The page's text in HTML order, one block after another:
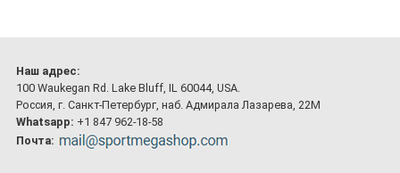
Наш адрес:
100 Waukegan Rd. Lake Bluff, IL 60044, USA.
Россия, г. Санкт-Петербург, наб. Адмирала Лазарева, 22М
Whatsapp: +1 847 962-18-58
Почта: